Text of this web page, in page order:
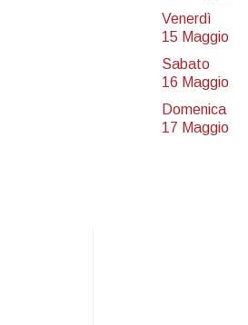
Venerdì
15 Maggio
Sabato
16 Maggio
Domenica
17 Maggio